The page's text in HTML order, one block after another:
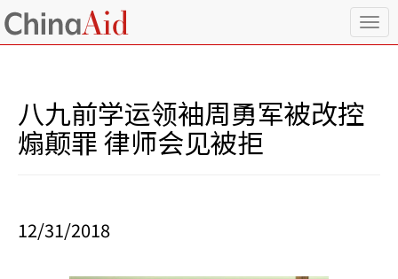
T
o
八九前学运领袖周勇军被改控
煽颠罪 律师会见被拒
12/31/2018